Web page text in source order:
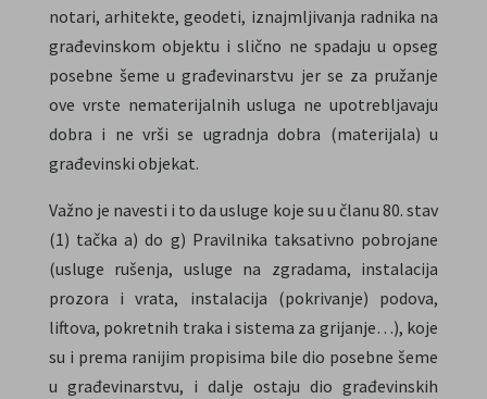
notari, arhitekte, geodeti, iznajmljivanja radnika na
građevinskom objektu i slično ne spadaju u opseg
posebne šeme u građevinarstvu jer se za pružanje
ove vrste nematerijalnih usluga ne upotrebljavaju
dobra i ne vrši se ugradnja dobra (materijala) u
građevinski objekat.
Važno je navesti i to da usluge koje su u članu 80. stav
(1) tačka a) do g) Pravilnika taksativno pobrojane
(usluge rušenja, usluge na zgradama, instalacija
prozora i vrata, instalacija (pokrivanje) podova,
liftova, pokretnih traka i sistema za grijanje…), koje
su i prema ranijim propisima bile dio posebne šeme
u građevinarstvu, i dalje ostaju dio građevinskih